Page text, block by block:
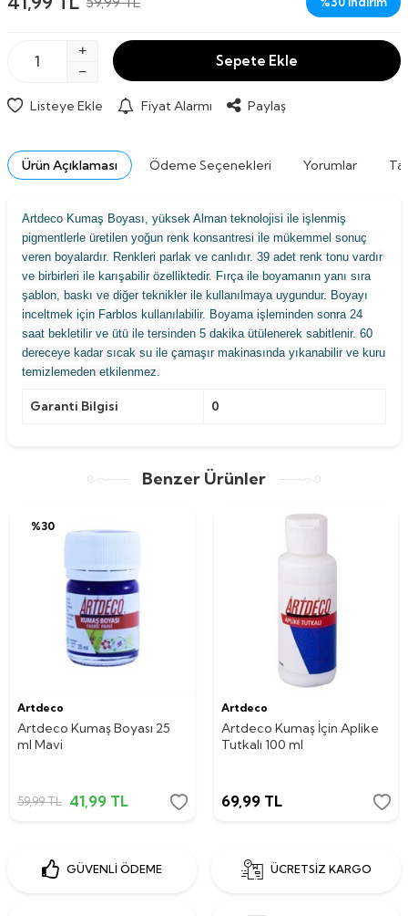
Sepete Ekle
Listeye Ekle Fiyat Alarmı Paylaş
Ürün Açıklaması Ödeme Seçenekleri Yorumlar
Artdeco Kumaş Boyası, yüksek Alman teknolojisi ile işlenmiş
pigmentlerle üretilen yoğun renk konsantresi ile mükemmel sonuç
veren boyalardır. Renkleri parlak ve canlıdır. 39 adet renk tonu vardır
ve birbirleri ile karışabilir özelliktedir. Fırça ile boyamanın yanı sıra
şablon, baskı ve diğer teknikler ile kullanılmaya uygundur. Boyayı
inceltmek için Farblos kullanılabilir. Boyama işleminden sonra 24
saat bekletilir ve ütü ile tersinden 5 dakika ütülenerek sabitlenir. 60
dereceye kadar sıcak su ile çamaşır makinasında yıkanabilir ve kuru
temizlemeden etkilenmez.
Garanti Bilgisi 0
Benzer Ürünler
%30
Artdeco
Artdeco Kumaş Boyası 25
ml Mavi
59,99TL 41,99 TL
Artdeco
Artdeco Kumaş İçin Aplike
Tutkalı 100 ml
69,99TL
GÜVENLİ ÖDEME ÜCRETSİZ KARGO